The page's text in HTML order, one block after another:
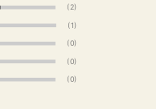
(2)
(1)
(0)
(0)
(0)